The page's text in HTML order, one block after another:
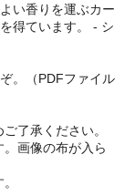
い香りを運ぶカー
得ています。 - シ
。（PDFファイル
了承ください。
画像の布が入ら